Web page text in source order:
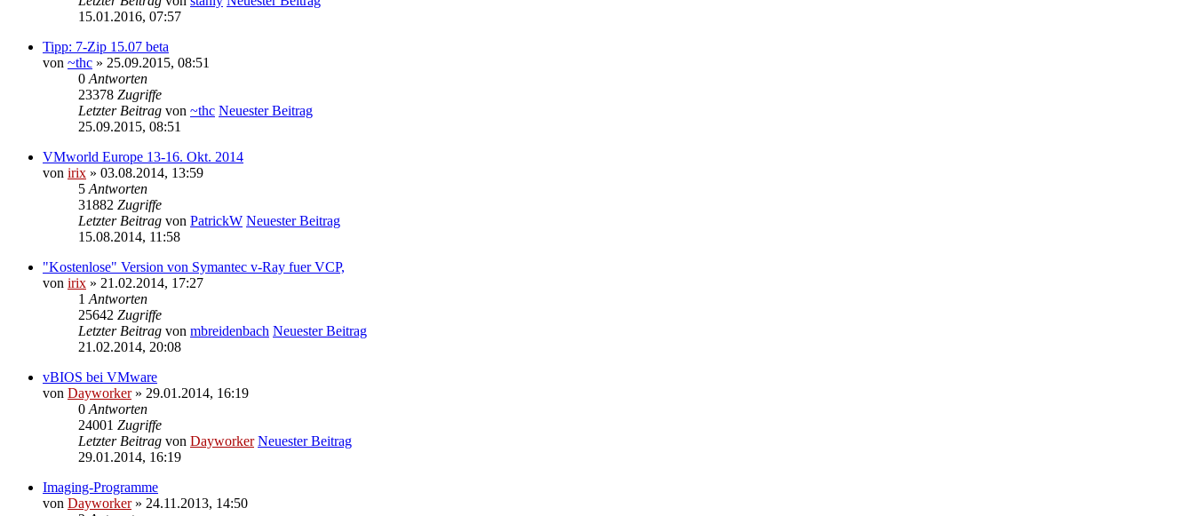
15.01.2016, 07:57
Tipp: 7-Zip 15.07 beta
von ~thc » 25.09.2015, 08:51
0 Antworten
23378 Zugriffe
Letzter Beitrag von ~thc Neuester Beitrag
25.09.2015, 08:51
VMworld Europe 13-16. Okt. 2014
von irix » 03.08.2014, 13:59
5 Antworten
31882 Zugriffe
Letzter Beitrag von PatrickW Neuester Beitrag
15.08.2014, 11:58
"Kostenlose" Version von Symantec v-Ray fuer VCP,
von irix » 21.02.2014, 17:27
1 Antworten
25642 Zugriffe
Letzter Beitrag von mbreidenbach Neuester Beitrag
21.02.2014, 20:08
vBIOS bei VMware
von Dayworker» 29.01.2014, 16:19
0 Antworten
24001 Zugriffe
Letzter Beitrag von Dayworker Neuester Beitrag
29.01.2014, 16:19
Imaging-Programme
von Dayworker» 24.11.2013, 14:50